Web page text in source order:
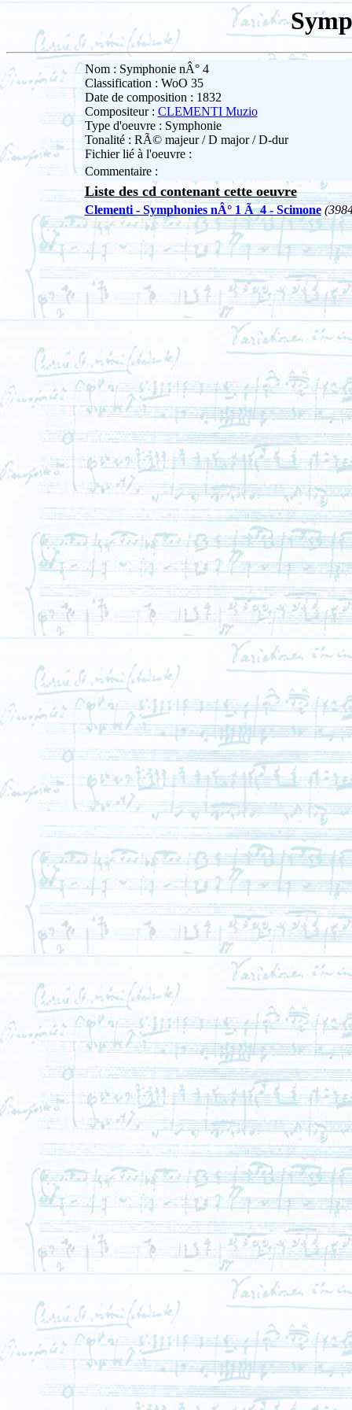
Nom : Symphonie nÂ° 4
Classification : WoO 35
Date de composition : 1832
Compositeur : CLEMENTI Muzio
Type d'oeuvre : Symphonie
Tonalité : RÃ© majeur / D major / D-dur
Fichier lié à l'oeuvre :
Commentaire :
Liste des cd contenant cette oeuvre
Clementi - Symphonies nÂ° 1 Ã 4 - Scimone